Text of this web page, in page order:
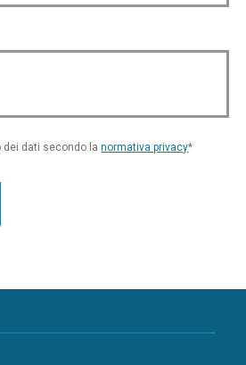
dei dati secondo lanormativa privacy*